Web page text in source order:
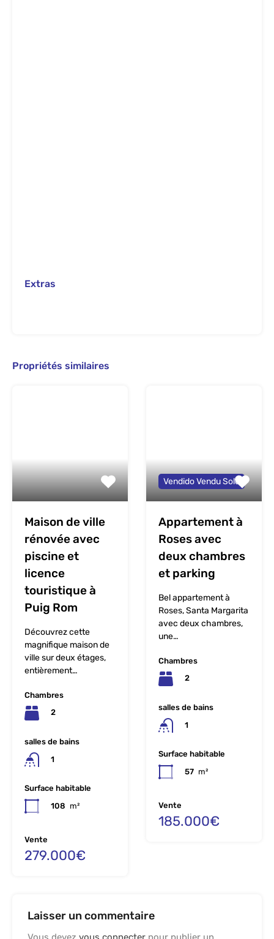
Extras
Propriétés similaires
Maison de ville
rénovée avec
piscine et
licence
touristique à
Puig Rom
Découvrez cette
magnifique maison de
ville sur deux étages,
entièrement…
Chambres
2
salles de bains
1
Surface habitable
108 m²
Vente
279.000€
Vendido Vendu Sold
Appartement à
Roses avec
deux chambres
et parking
Bel appartement à
Roses, Santa Margarita
avec deux chambres,
une…
Chambres
2
salles de bains
1
Surface habitable
57 m²
Vente
185.000€
Laisser un commentaire